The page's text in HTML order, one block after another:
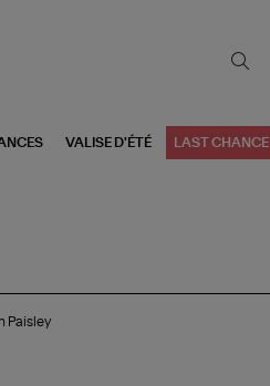
VALISE D'ÉTÉ LAST CHANCE
Paisley